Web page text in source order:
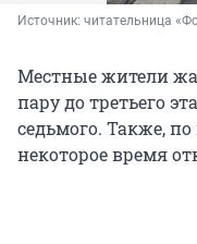
Источник: читательница
Местные жители
пару до третьего
седьмого. Также,
некоторое время